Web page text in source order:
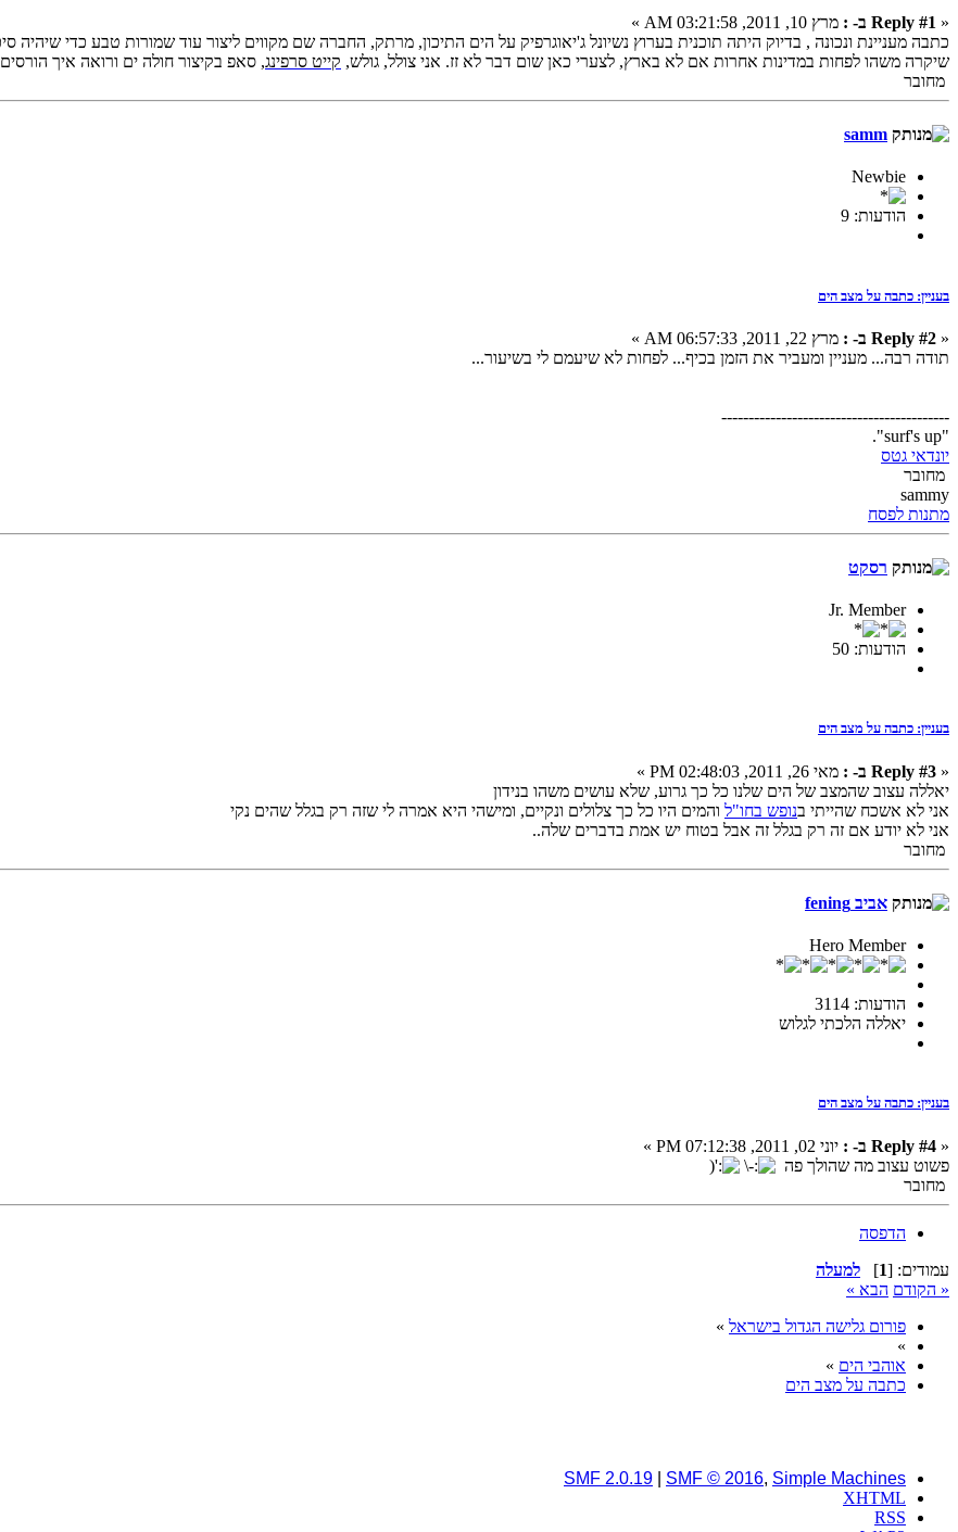
« Reply #1 ב- :
מרץ 10, 2011, 03:21:58 AM »
כתבה מעניינת ונכונה , בדיוק היתה תוכנית בערוץ נשיונל ג'יאוגרפיק על הים התיכון, מרתק, החברה שם מקווים ליצור עוד שמורות טבע כדי שיהיה
שיקרה משהו לפחות במדינות אחרות אם לא בארץ, לצערי כאן שום דבר לא זז. אני צולל, גולש, קייט סרפינג, סאפ בקיצור חולה ים ורואה איך
מחובר
samm
Newbie
הודעות: 9
בעניין: כתבה על מצב הים
« Reply #2 ב- :
מרץ 22, 2011, 06:57:33 AM »
תודה רבה... מעניין ומעביר את הזמן בכיף... לפחות לא שיעמם לי בשיעור...
------------------------------------------
"surf's up".
יונדאי גטס
מחובר
sammy
מתנות לפסח
רסקט
Jr. Member
הודעות: 50
בעניין: כתבה על מצב הים
« Reply #3 ב- :
מאי 26, 2011, 02:48:03 PM »
יאללה עצוב שהמצב של הים שלנו כל כך גרוע, שלא עושים משהו בנידון
אני לא אשכח שהייתי בנופש בחו"ל והמים היו כל כך צלולים ונקיים, ומישהי היא אמרה לי שזה רק בגלל שהים נקי
אני לא יודע אם זה רק בגלל זה אבל בטוח יש אמת בדברים שלה..
מחובר
אביב fening
Hero Member
הודעות: 3114
יאללה הלכתי לגלוש
בעניין: כתבה על מצב הים
« Reply #4 ב- :
יוני 02, 2011, 07:12:38 PM »
פשוט עצוב מה שהולך פה
מחובר
הדפסה
עמודים: [1
] למעלה
« הקודם הבא »
פורום גלישה הגדול בישראל »
»
אוהבי הים »
כתבה על מצב הים
SMF 2.0.19 SMF © 2016, Simple Machines
XHTML
RSS